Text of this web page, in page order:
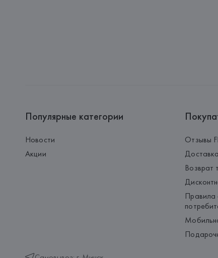
Популярные категории
Новости
Акции
Отзывы
Возврат
Правила